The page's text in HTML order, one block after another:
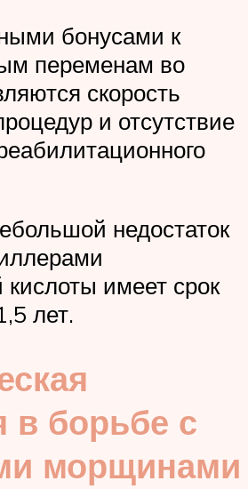
бонусами к
переменам во
скорость
и отсутствие
недостаток
кислоты имеет срок
лет.
в борьбе с
морщинами